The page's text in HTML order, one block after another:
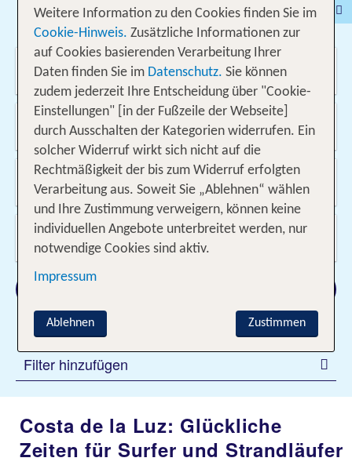
Pauschalferien
Hotel
Städtereisen
% DEALS
Ferienhaus
Kreuzfahrten
Fahrzeuge Ausflüge
Wo soll es hin gehen?
Von wo?
Schweiz
Wann & wie lange?
08.08.2026 - 23.05.2027, 1 Woche
Wer reist mit?
2 Erwachsene
Filter hinzufügen
Costa de la Luz: Glückliche
Zeiten für Surfer und Strandläufer
Weitere Information zu den Cookies finden Sie im
Cookie-Hinweis. Zusätzliche Informationen zur
auf Cookies basierenden Verarbeitung Ihrer
Daten finden Sie im Datenschutz. Sie können
zudem jederzeit Ihre Entscheidung über "Cookie-
Einstellungen" [in der Fußzeile der Webseite]
durch Ausschalten der Kategorien widerrufen. Ein
solcher Widerruf wirkt sich nicht auf die
Rechtmäßigkeit der bis zum Widerruf erfolgten
Verarbeitung aus. Soweit Sie „Ablehnen“ wählen
und Ihre Zustimmung verweigern, können keine
individuellen Angebote unterbreitet werden, nur
notwendige Cookies sind aktiv.
Impressum
Zustimmen
Ablehnen